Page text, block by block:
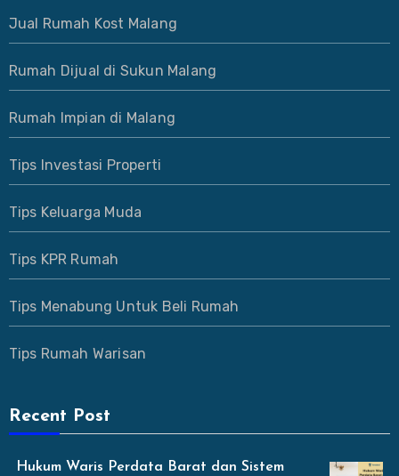
Jual Rumah Kost Malang
Rumah Dijual di Sukun Malang
Rumah Impian di Malang
Tips Investasi Properti
Tips Keluarga Muda
Tips KPR Rumah
Tips Menabung Untuk Beli Rumah
Tips Rumah Warisan
Recent Post
Hukum Waris Perdata Barat dan Sistem